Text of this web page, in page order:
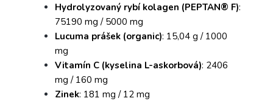
Hydrolyzovaný rybí kolagen (PEPTAN® F):
75190 mg / 5000 mg
Lucuma prášek (organic): 15,04 g / 1000
mg
Vitamín C (kyselina L-askorbová): 2406
mg / 160 mg
Zinek: 181 mg / 12 mg